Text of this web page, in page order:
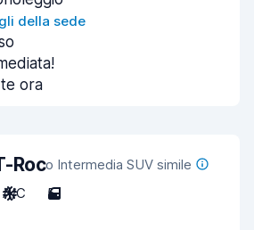
della sede
ora
Roco Intermedia SUV simile
A/C 5